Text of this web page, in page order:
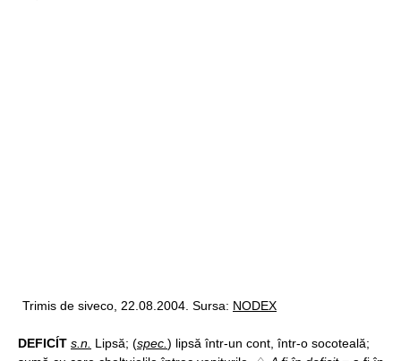
Trimis de siveco, 22.08.2004. Sursa: NODEX
DEFICÍT s.n. Lipsă; (spec. ) lipsă într-un cont, într-o socoteală;